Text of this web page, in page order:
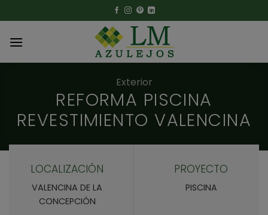
to
content
Exterior
REFORMA PISCINA
REVESTIMIENTO VALENCINA
LOCALIZACIÓN
VALENCINA DE LA
CONCEPCIÓN
PROYECTO
PISCINA